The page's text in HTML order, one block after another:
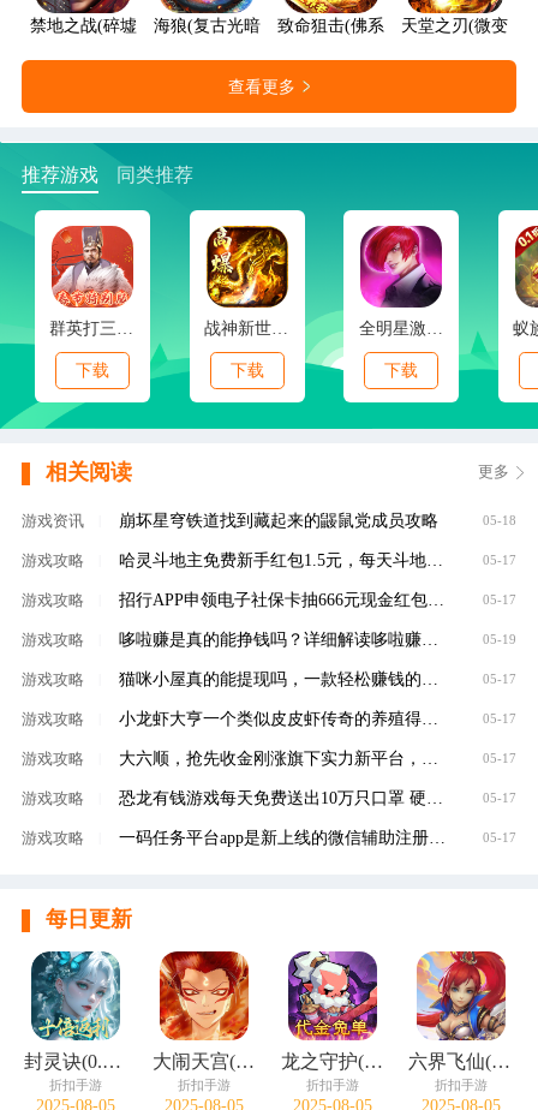
禁地之战(碎墟诸天沉默)海狼(复古光暗福利版)致命狙击(佛系打金养老传奇)
天堂之刃(微变攻
查看更多
推荐游戏 同类推荐
下载
战神新世纪(免赞沉默开荒)
下载 下载
相关阅读 更多
游戏资讯 崩坏星穹铁道找到藏起来的鼹鼠党成员攻略 05-18
游戏攻略 哈灵斗地主免费新手红包1.5元，每天斗地主领元 05-17
游戏攻略 招行APP申领电子社保卡抽666元现金红包，100%有礼 05-17
游戏攻略 哆啦赚是真的能挣钱吗？详细解读哆啦赚是不是 05-19
游戏攻略 05-17
游戏攻略 小龙虾大亨一个类似皮皮虾传奇的养殖得分红虾 05-17
游戏攻略 05-17
游戏攻略 05-17
游戏攻略 一码任务平台app是新上线的微信辅助注册赚钱平 05-17
每日更新
封灵诀(0.05十倍返利免单版)
折扣手游
2025-08-05
大闹天宫(0.05折开箱买断版)
折扣手游
2025-08-05
龙之守护(0.05折代金免单)
折扣手游
2025-08-05
六界飞仙(0.1折免费送6480)
折扣手游
2025-08-05